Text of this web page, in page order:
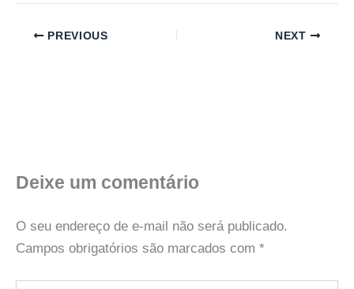
PREVIOUS NEXT
Deixe um comentário
O seu endereço de e-mail não será publicado.
Campos obrigatórios são marcados com *